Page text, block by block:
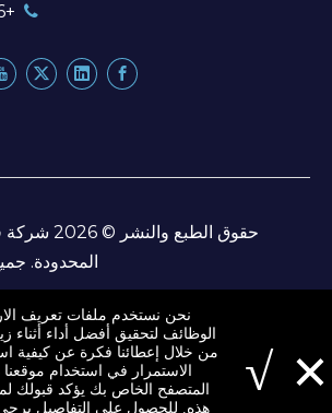

+86- 18952117287
حقوق الطبع والنشر © 2026 شركة
المحدودة.
خريطة الموقع | سياسة الخصوصية
نحن نستخدم ملفات تعريف
الوظائف لتحقيق أفضل أداء أثناء
من خلال إعطائنا فكرة عن كيفية
الاستمرار في استخدام
المتصفح الخاص بك يؤكد قبولك
هذه. للحصول على التفاصيل
√ ×